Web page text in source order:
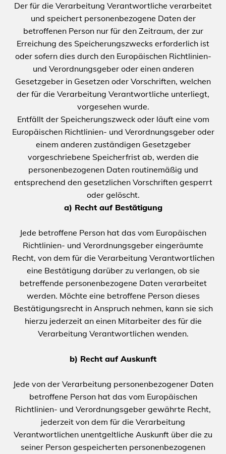
Der für die Verarbeitung Verantwortliche verarbeitet
und speichert personenbezogene Daten der
betroffenen Person nur für den Zeitraum, der zur
Erreichung des Speicherungszwecks erforderlich ist
oder sofern dies durch den Europäischen Richtlinien-
und Verordnungsgeber oder einen anderen
Gesetzgeber in Gesetzen oder Vorschriften, welchen
der für die Verarbeitung Verantwortliche unterliegt,
vorgesehen wurde.
Entfällt der Speicherungszweck oder läuft eine vom
Europäischen Richtlinien- und Verordnungsgeber oder
einem anderen zuständigen Gesetzgeber
vorgeschriebene Speicherfrist ab, werden die
personenbezogenen Daten routinemäßig und
entsprechend den gesetzlichen Vorschriften gesperrt
oder gelöscht.
a) Recht auf Bestätigung
Jede betroffene Person hat das vom Europäischen
Richtlinien- und Verordnungsgeber eingeräumte
Recht, von dem für die Verarbeitung Verantwortlichen
eine Bestätigung darüber zu verlangen, ob sie
betreffende personenbezogene Daten verarbeitet
werden. Möchte eine betroffene Person dieses
Bestätigungsrecht in Anspruch nehmen, kann sie sich
hierzu jederzeit an einen Mitarbeiter des für die
Verarbeitung Verantwortlichen wenden.
b) Recht auf Auskunft
Jede von der Verarbeitung personenbezogener Daten
betroffene Person hat das vom Europäischen
Richtlinien- und Verordnungsgeber gewährte Recht,
jederzeit von dem für die Verarbeitung
Verantwortlichen unentgeltliche Auskunft über die zu
seiner Person gespeicherten personenbezogenen